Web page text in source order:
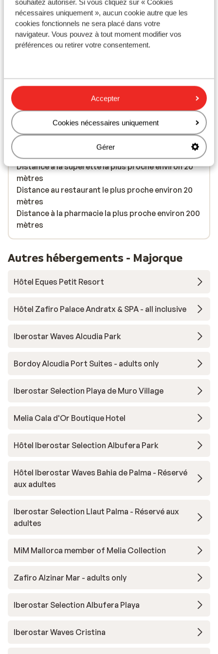
souhaitez autoriser. Si vous cliquez sur « Cookies
nécessaires uniquement », aucun cookie autre que les
cookies fonctionnels ne sera placé dans votre
navigateur. Vous pouvez à tout moment modifier vos
préférences ou retirer votre consentement.
Accepter
Cookies nécessaires uniquement
Gérer
À proximité
Séparé de la plage par le boulevard
En bord de mer (plage de sable, transats (payant) ,
La distance de la vieille ville environ 11 kilomètres
Distance de l'aéroport environ 7 kilomètres
Distance jusqu'à l'arrêt de bus environ 20 mètres
Distance jusqu'au distributeur d'argent environ
200 mètres
Distance aux magasins les plus proches environ 50
mètres
Distance à la supérette la plus proche environ 20
mètres
Distance au restaurant le plus proche environ 20
mètres
Distance à la pharmacie la plus proche environ 200
mètres
Autres hébergements - Majorque
Hôtel Eques Petit Resort
Hôtel Zafiro Palace Andratx & SPA - all inclusive
Iberostar Waves Alcudia Park
Bordoy Alcudia Port Suites - adults only
Iberostar Selection Playa de Muro Village
Melia Cala d'Or Boutique Hotel
Hôtel Iberostar Selection Albufera Park
Hôtel Iberostar Waves Bahia de Palma - Réservé
aux adultes
Iberostar Selection Llaut Palma - Réservé aux
adultes
MiM Mallorca member of Melia Collection
Zafiro Alzinar Mar - adults only
Iberostar Selection Albufera Playa
Iberostar Waves Cristina